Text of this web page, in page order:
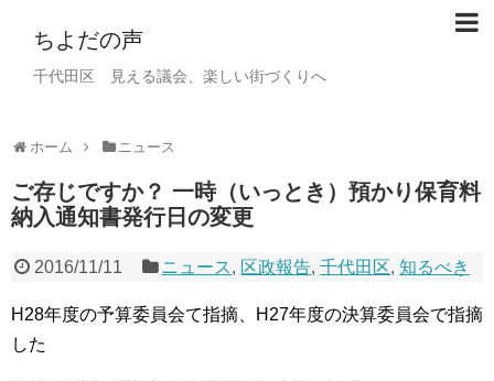
ちよだの声
千代田区 見える議会、楽しい街づくりへ
ホーム ニュース
ご存じですか？ 一時（いっとき）預かり保育料
納入通知書発行日の変更
2016/11/11 ニュース, 区政報告,千代田区,知るべき
H28年度の予算委員会て指摘、
H27年度の決算委員会で指摘
した